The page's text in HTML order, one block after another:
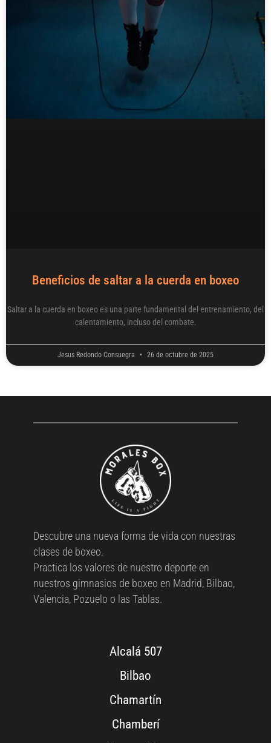
Beneficios de saltar a la cuerda en boxeo
Saltar a la cuerda en boxeo es una parte fundamental del entrenamiento, del
calentamiento, incluso del combate.
Jesus Redondo Consuegra 26 de octubre de 2025
Descubre una nueva forma de vida con nuestras
clases de boxeo.
Practica los valores de nuestro deporte en
nuestros gimnasios de boxeo en Madrid, Bilbao,
Valencia, Pozuelo o las Tablas.
Alcalá 507
Bilbao
Chamartín
Chamberí